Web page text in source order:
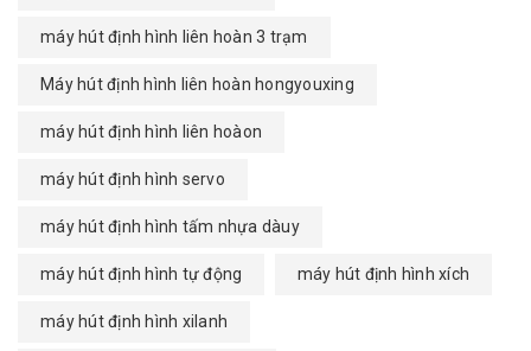
máy hút định hình liên hoàn 3 trạm
Máy hút định hình liên hoàn hongyouxing
máy hút định hình liên hoàon
máy hút định hình servo
máy hút định hình tấm nhựa dàuy
máy hút định hình tự động máy hút định hình xích
máy hút định hình xilanh